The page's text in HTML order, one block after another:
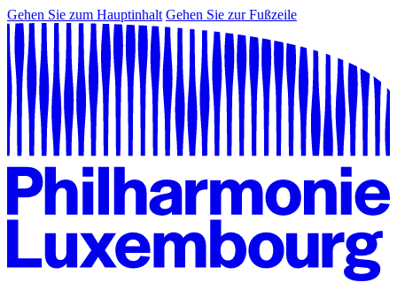
Gehen Sie zum Hauptinhalt Gehen Sie zur Fußzeile